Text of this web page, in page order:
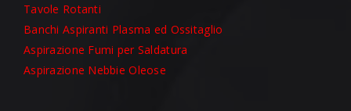
Tavole Rotanti
Banchi Aspiranti Plasma ed Ossitaglio
Aspirazione Fumi per Saldatura
Aspirazione Nebbie Oleose